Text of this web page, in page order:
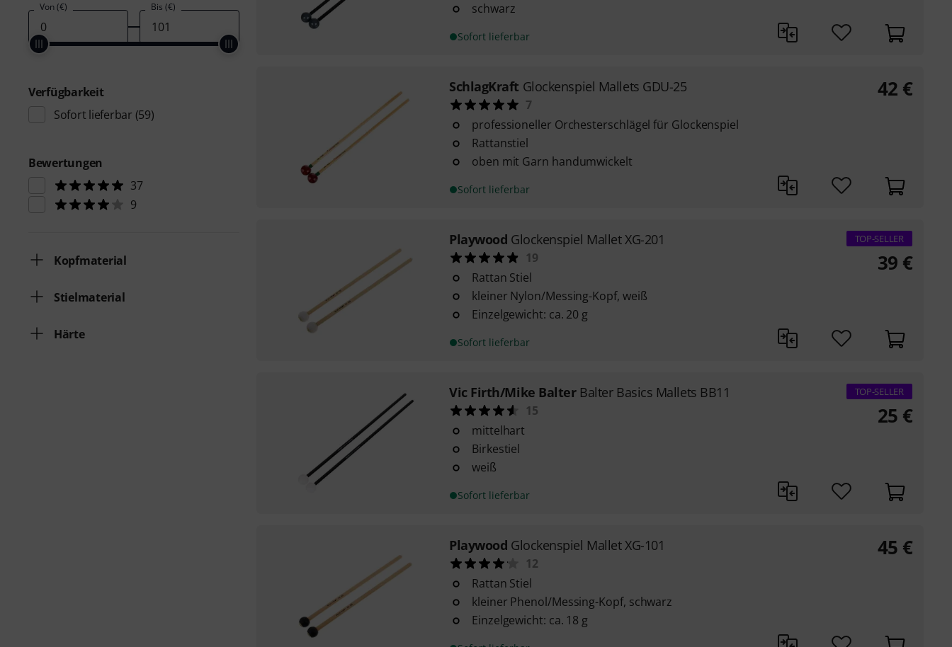
Von (€) Bis (€)
Verfügbarkeit
Sofort lieferbar (59)
Bewertungen
37
9
Kopfmaterial
Stielmaterial
Härte
schwarz
Sofort lieferbar
SchlagKraft Glockenspiel Mallets GDU-25
7
professioneller Orchesterschlägel für Glockenspiel
Rattanstiel
oben mit Garn handumwickelt
Sofort lieferbar
42 €
Playwood Glockenspiel Mallet XG-201
19
Rattan Stiel
kleiner Nylon/Messing-Kopf, weiß
Einzelgewicht: ca. 20 g
Sofort lieferbar
TOP-SELLER
39 €
Vic Firth/Mike Balter Balter Basics Mallets BB11
15
mittelhart
Birkestiel
weiß
Sofort lieferbar
TOP-SELLER
25 €
Playwood Glockenspiel Mallet XG-101
12
Rattan Stiel
kleiner Phenol/Messing-Kopf, schwarz
Einzelgewicht: ca. 18 g
45 €